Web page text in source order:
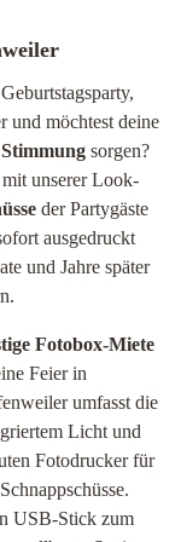
und möchtest deine
Stimmung sorgen?
unserer Look-
der Partygäste
ausgedruckt
und Jahre später
Fotobox-Miete
Feier in
umfasst die
Licht und
Fotodrucker für
USB-Stick zum